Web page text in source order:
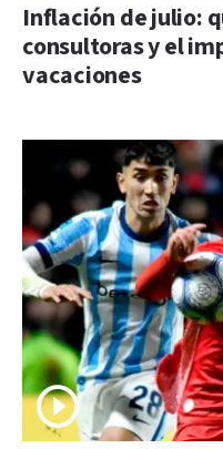
Inflación de julio:
consultoras y el
vacaciones